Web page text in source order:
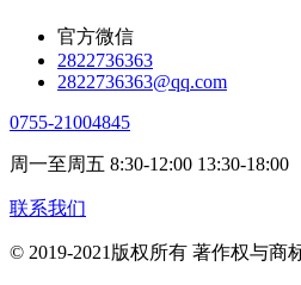
官方微信
2822736363
2822736363@qq.com
0755-21004845
周一至周五 8:30-12:00 13:30-18:00
联系我们
© 2019-2021版权所有 著作权与商